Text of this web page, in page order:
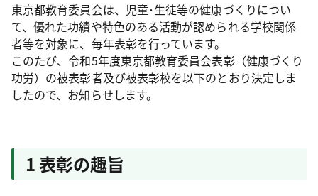
東京都教育委員会は、児童･生徒等の健康づくりについ
て、優れた功績や特色のある活動が認められる学校関係
者等を対象に、毎年表彰を行っています。
このたび、令和5年度東京都教育委員会表彰（健康づくり
功労）の被表彰者及び被表彰校を以下のとおり決定しま
したので、お知らせします。
1 表彰の趣旨